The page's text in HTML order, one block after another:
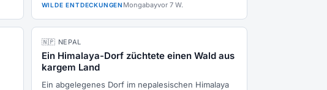
WILDE ENTDECKUNGEN Mongabayvor 7 W.
🇳🇵 NEPAL
Ein Himalaya-Dorf züchtete einen Wald aus
kargem Land
Ein abgelegenes Dorf im nepalesischen Himalaya